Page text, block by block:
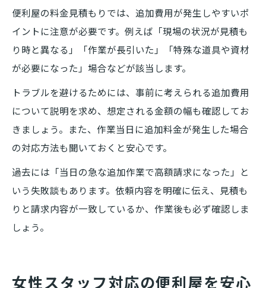
便利屋の料金見積もりでは、追加費用が発生しやすいポ
イントに注意が必要です。例えば「現場の状況が見積も
り時と異なる」「作業が長引いた」「特殊な道具や資材
が必要になった」場合などが該当します。
トラブルを避けるためには、事前に考えられる追加費用
について説明を求め、想定される金額の幅も確認してお
きましょう。また、作業当日に追加料金が発生した場合
の対応方法も聞いておくと安心です。
過去には「当日の急な追加作業で高額請求になった」と
いう失敗談もあります。依頼内容を明確に伝え、見積も
りと請求内容が一致しているか、作業後も必ず確認しま
しょう。
女性スタッフ対応の便利屋を安心